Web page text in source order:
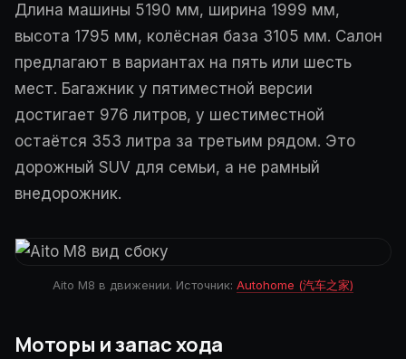
Длина машины 5190 мм, ширина 1999 мм,
высота 1795 мм, колёсная база 3105 мм. Салон
предлагают в вариантах на пять или шесть
мест. Багажник у пятиместной версии
достигает 976 литров, у шестиместной
остаётся 353 литра за третьим рядом. Это
дорожный SUV для семьи, а не рамный
внедорожник.
Aito M8 в движении. Источник: Autohome (汽车之家)
Моторы и запас хода